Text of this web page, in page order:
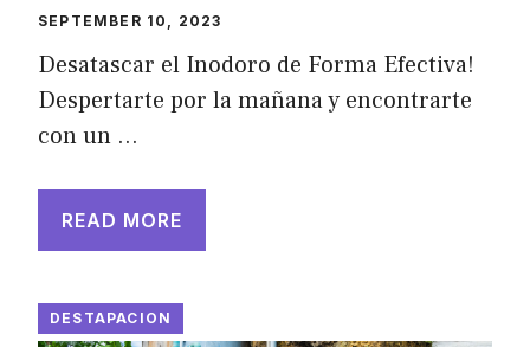
SEPTEMBER 10, 2023
Desatascar el Inodoro de Forma Efectiva!
Despertarte por la mañana y encontrarte
con un …
READ MORE
DESTAPACION